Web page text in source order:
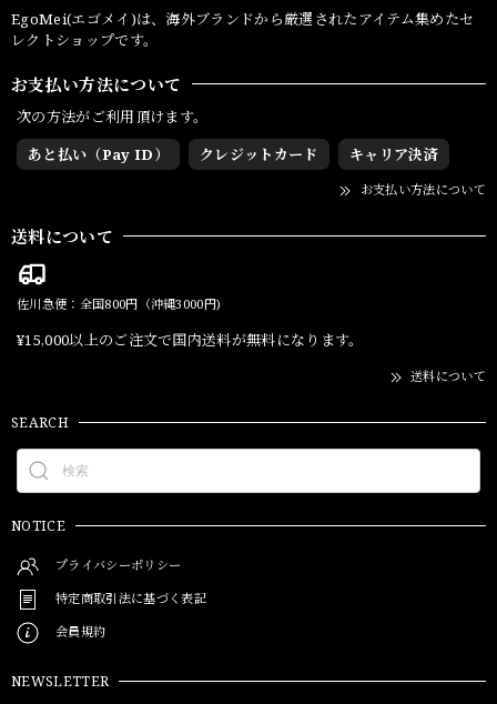
EgoMei(エゴメイ)は、海外ブランドから厳選されたアイテム集めたセ
レクトショップです。
お支払い方法について
次の方法がご利用頂けます。
あと払い（Pay ID）
クレジットカード キャリア決済
お支払い方法について
送料について
佐川急便：全国800円（沖縄3000円)
¥15,000以上のご注文で国内送料が無料になります。
送料について
SEARCH
NOTICE
プライバシーポリシー
特定商取引法に基づく表記
会員規約
NEWSLETTER